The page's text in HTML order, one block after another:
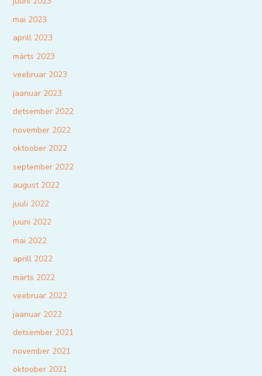
mai 2023
aprill 2023
märts 2023
veebruar 2023
jaanuar 2023
detsember 2022
november 2022
oktoober 2022
september 2022
august 2022
juuli 2022
juuni 2022
mai 2022
aprill 2022
märts 2022
veebruar 2022
jaanuar 2022
detsember 2021
november 2021
oktoober 2021